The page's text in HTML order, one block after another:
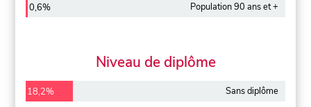
0,6% Population 90 ans et +
Niveau de diplôme
18,2% Sans diplôme